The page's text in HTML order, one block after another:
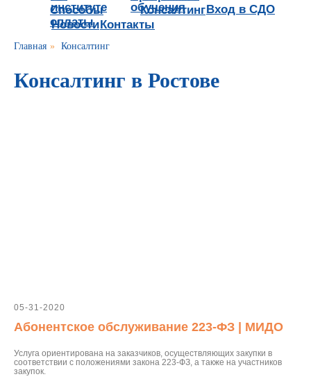
институте
обучения
Способы
оплаты
Консалтинг
Новости
Вход в СДО
Контакты
Главная » Консалтинг
Консалтинг в Ростове
05-31-2020
Абонентское обслуживание 223-ФЗ | МИДО
Услуга ориентирована на заказчиков, осуществляющих закупки в
соответствии с положениями закона 223-ФЗ, а также на участников
закупок.